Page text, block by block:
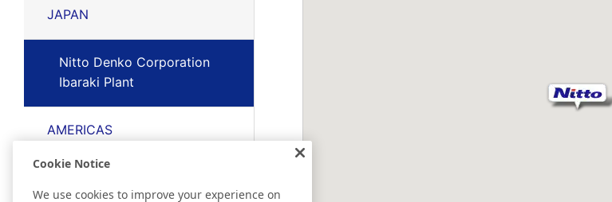
JAPAN
Nitto Denko Corporation
Ibaraki Plant
AMERICAS
Cookie Notice
We use cookies to improve your experience on